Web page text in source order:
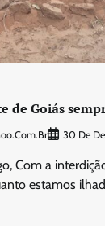
de Goiás
30 De
Com a
estamos